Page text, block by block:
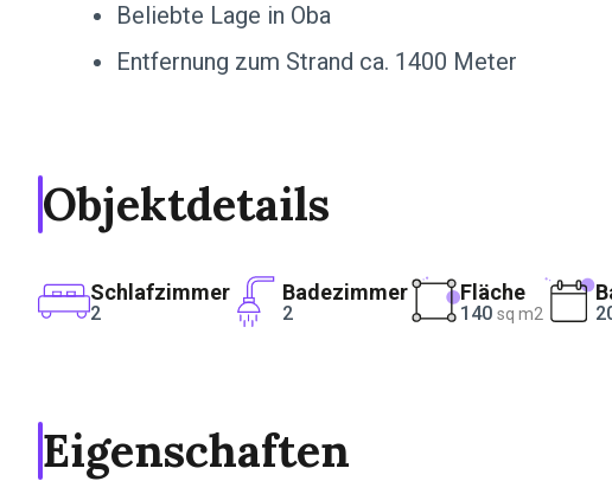
Beliebte Lage in Oba
Entfernung zum Strand ca. 1400 Meter
Objektdetails
Schlafzimmer
2
Badezimmer
2
Fläche
140 sq m2
Eigenschaften